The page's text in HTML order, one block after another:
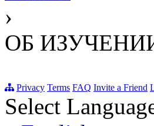
›
ОБ
Privacy Terms FAQ Invite a Friend
Select